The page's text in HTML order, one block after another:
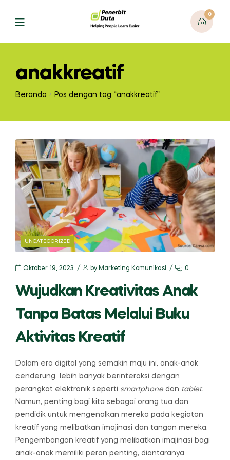
Menu
0
anakkreatif
Beranda Pos dengan tag “anakkreatif”
CATEGORIES
UNCATEGORIZED
Oktober 19, 2023 by Marketing Komunikasi 0
Wujudkan Kreativitas Anak
Tanpa Batas Melalui Buku
Aktivitas Kreatif
Dalam era digital yang semakin maju ini, anak-anak
cenderung lebih banyak berinteraksi dengan
perangkat elektronik seperti smartphonedan tablet.
Namun, penting bagi kita sebagai orang tua dan
pendidik untuk mengenalkan mereka pada kegiatan
kreatif yang melibatkan imajinasi dan tangan mereka.
Pengembangan kreatif yang melibatkan imajinasi bagi
anak-anak memiliki peran penting, diantaranya